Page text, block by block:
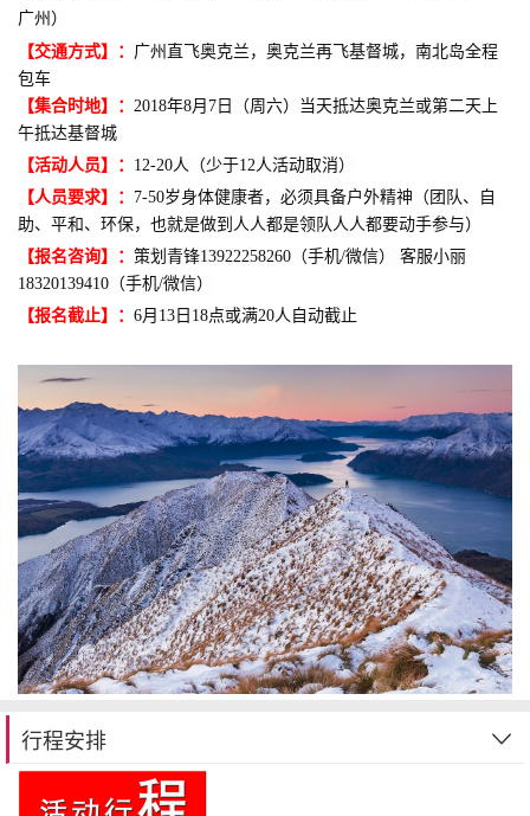
广州 ）
【交通方式】： 广州直飞奥克兰，奥克兰再飞基督城，南北岛全程
包车
【集合时地】： 2018年8月7日（周六）当天抵达奥克兰或第二天上
午抵达基督城
【活动人员】： 12-20人（少于12人活动取消）
【人员要求】： 7-50岁身体健康者，必须具备户外精神（团队、自
助、平和、环保，也就是做到人人都是领队人人都要动手参与）
【报名咨询】： 策划青锋13922258260（手机/微信） 客服小丽
18320139410（手机/微信）
【报名截止】： 6月13日18点或满20人自动截止
行程安排